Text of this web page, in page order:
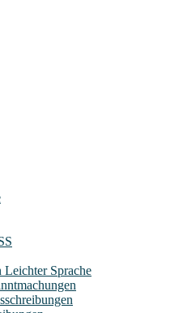
Sprache